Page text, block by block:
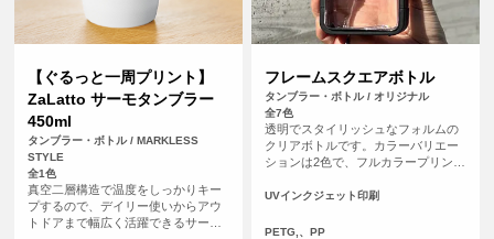
【ぐるっと一周プリント】
ZaLatto サーモタンブラー
450ml
タンブラー・ボトル / MARKLESS
STYLE
全1色
真空二層構造で温度をしっかりキー
プするので、デイリー使いからアウ
トドアまで幅広く活躍できるサーモ
フレームスクエアボトル
タンブラー・ボトル / オリジナル
全7色
透明でスタイリッシュなフォルムの
クリアボトルです。カラーバリエー
ションは2色で、フルカラープリント
UVインクジェット印刷
PETG,、PP